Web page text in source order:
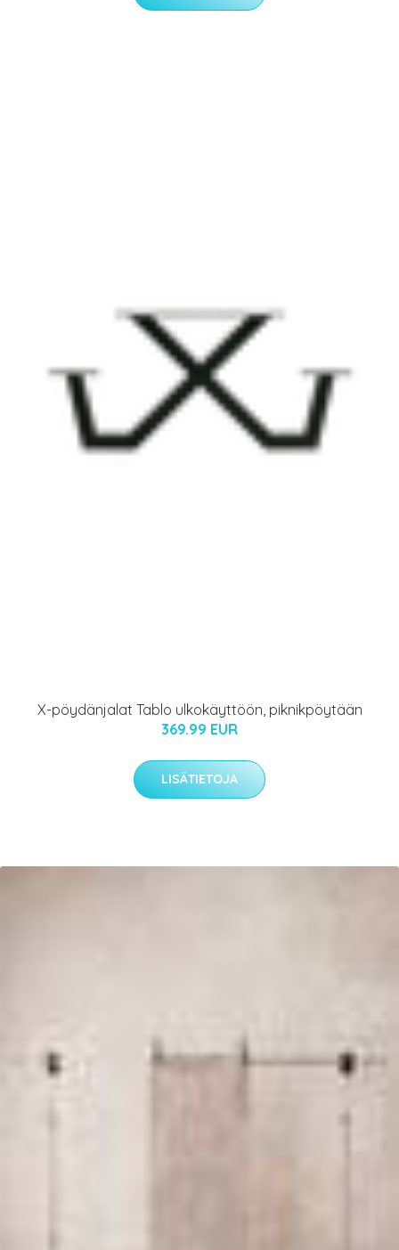
X-pöydänjalat Tablo ulkokäyttöön, piknikpöytään
369.99 EUR
LISÄTIETOJA